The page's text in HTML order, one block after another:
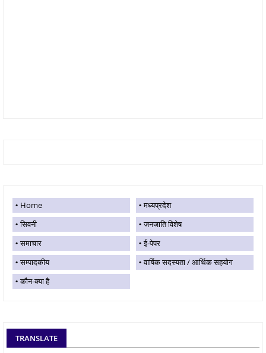
Home
मध्यप्रदेश
सिवनी
जनजाति विशेष
समाचार
ई-पेपर
सम्पादकीय
वार्षिक सदस्यता / आर्थिक सहयोग
कौन-क्या है
TRANSLATE